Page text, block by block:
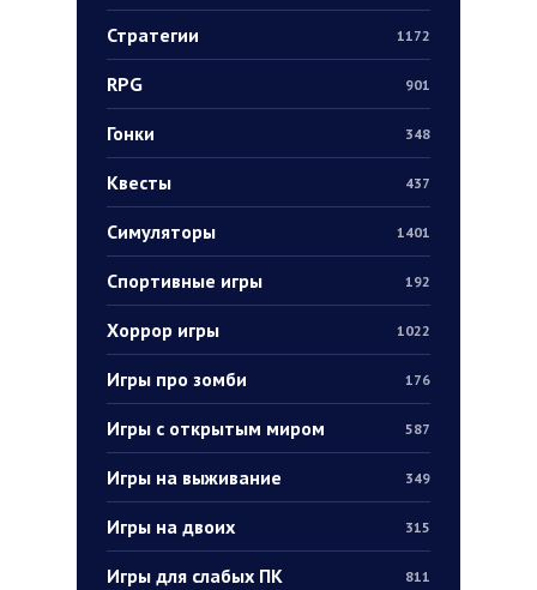
Стратегии 1172
RPG 901
Гонки 348
Квесты 437
Симуляторы 1401
Спортивные игры 192
Хоррор игры 1022
Игры про зомби 176
Игры с открытым миром 587
Игры на выживание 349
Игры на двоих 315
Игры для слабых ПК 811